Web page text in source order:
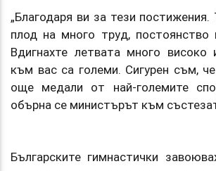
„Благодаря ви за тези постижения.
плод на много труд, постоянство
Вдигнахте летвата много високо
към вас са големи. Сигурен съм,
още медали от най-големите
обърна се министърът към
Българските гимнастички